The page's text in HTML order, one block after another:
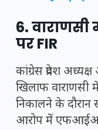
6. वाराणसी
पर FIR
कांग्रेस प्रदेश
खिलाफ वाराणसी
निकालने के दौरान
आरोप में